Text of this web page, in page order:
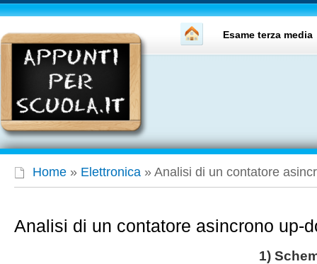
Esame terza media
Home » Elettronica » Analisi di un contatore
Analisi di un contatore asincrono up-
1)